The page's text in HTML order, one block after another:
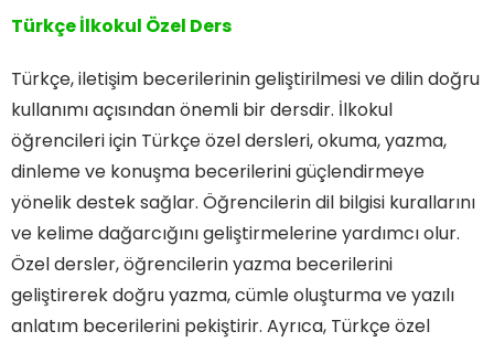
Türkçe İlkokul Özel Ders
Türkçe, iletişim becerilerinin geliştirilmesi ve dilin doğru
kullanımı açısından önemli bir dersdir. İlkokul
öğrencileri için Türkçe özel dersleri, okuma, yazma,
dinleme ve konuşma becerilerini güçlendirmeye
yönelik destek sağlar. Öğrencilerin dil bilgisi kurallarını
ve kelime dağarcığını geliştirmelerine yardımcı olur.
Özel dersler, öğrencilerin yazma becerilerini
geliştirerek doğru yazma, cümle oluşturma ve yazılı
anlatım becerilerini pekiştirir. Ayrıca, Türkçe özel